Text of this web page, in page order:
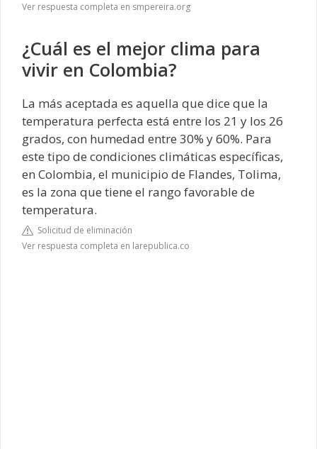
Ver respuesta completa en smpereira.org
¿Cuál es el mejor clima para
vivir en Colombia?
La más aceptada es aquella que dice que la
temperatura perfecta está entre los 21 y los 26
grados, con humedad entre 30% y 60%. Para
este tipo de condiciones climáticas específicas,
en Colombia, el municipio de Flandes, Tolima,
es la zona que tiene el rango favorable de
temperatura.
Solicitud de eliminación
Ver respuesta completa en larepublica.co